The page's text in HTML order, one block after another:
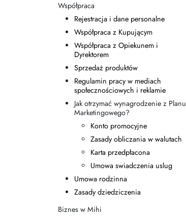
Współpraca
Rejestracja i dane personalne
Współpraca z Kupującym
Współpraca z Opiekunem i
Dyrektorem
Sprzedaż produktów
Regulamin pracy w mediach
społecznościowych i reklamie
Jak otrzymać wynagrodzenie z Planu
Marketingowego?
Konto promocyjne
Zasady obliczania w walutach
Karta przedpłacona
Umowa swiadczenia uslug
Umowa rodzinna
Zasady dziedziczenia
Biznes w Mihi